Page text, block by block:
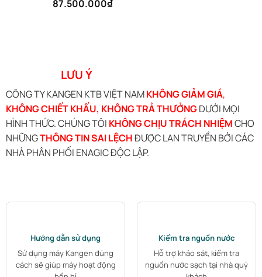
Rated5.00
87.500.000₫
LƯU Ý
CÔNG TY KANGEN KTB VIỆT NAMKHÔNG GIẢM GIÁ,
KHÔNG CHIẾT KHẤU, KHÔNG TRẢ THƯỞNGDƯỚI MỌI
HÌNH THỨC. CHÚNG TÔI KHÔNG CHỊU TRÁCH NHIỆMCHO
NHỮNGTHÔNG TIN SAI LỆCHĐƯỢC LAN TRUYỀN BỞI CÁC
NHÀ PHÂN PHỐI ENAGIC ĐỘC LẬP.
Hướng dẫn sử dụng
Sử dụng máy Kangen đúng
cách sẽ giúp máy hoạt động
Kiểm tra nguồn nước
Hỗ trợ khảo sát, kiểm tra
nguồn nước sạch tại nhà quý